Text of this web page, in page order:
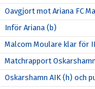
Oavgjort mot Ariana FC
Inför Ariana (b)
Malcom Moulare klar för
Matchrapport Oskarshamn
Oskarshamn AIK (h) och